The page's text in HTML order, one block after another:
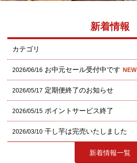
新着情報
カテゴリ
2026/06/16 お中元セール受付中です NEW
2026/05/17 定期便終了のお知らせ
2026/05/15 ポイントサービス終了
2026/03/10 干し芋は完売いたしました
新着情報一覧